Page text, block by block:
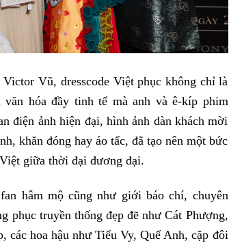
Vũ, dresscode Việt phục không chỉ là
hóa đầy tinh tế mà anh và ê-kíp phim
điện ảnh hiện đại, hình ảnh dàn khách mời
khăn đóng hay áo tấc, đã tạo nên một bức
giữa thời đại đương đại.
hâm mộ cũng như giới báo chí, chuyên
phục truyền thống đẹp đẽ như Cát Phượng,
hoa hậu như Tiểu Vy, Quế Anh, cặp đôi